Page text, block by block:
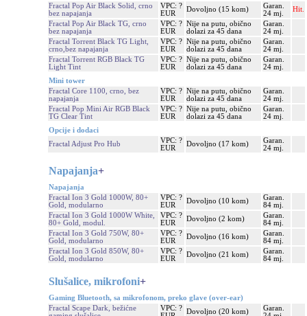
Fractal Pop Air Black Solid, crno
bez napajanja
VPC: ?
EUR
Dovoljno (15 kom)
Garan.
24 mj.
Hit.
Fractal Pop Air Black TG, crno
bez napajanja
VPC: ?
EUR
Nije na putu, obično
dolazi za 45 dana
Garan.
24 mj.
Fractal Torrent Black TG Light,
crno,bez napajanja
VPC: ?
EUR
Nije na putu, obično
dolazi za 45 dana
Garan.
24 mj.
Fractal Torrent RGB Black TG
Light Tint
VPC: ?
EUR
Nije na putu, obično
dolazi za 45 dana
Garan.
24 mj.
Mini tower
Fractal Core 1100, crno, bez
napajanja
VPC: ?
EUR
Nije na putu, obično
dolazi za 45 dana
Garan.
24 mj.
Fractal Pop Mini Air RGB Black
TG Clear Tint
VPC: ?
EUR
Nije na putu, obično
dolazi za 45 dana
Garan.
24 mj.
Opcije i dodaci
Fractal Adjust Pro Hub
VPC: ?
EUR
Dovoljno (17 kom)
Garan.
24 mj.
Napajanja+
Napajanja
Fractal Ion 3 Gold 1000W, 80+
Gold, modularno
VPC: ?
EUR
Dovoljno (10 kom)
Garan.
84 mj.
Fractal Ion 3 Gold 1000W White,
80+ Gold, modul.
VPC: ?
EUR
Dovoljno (2 kom)
Garan.
84 mj.
Fractal Ion 3 Gold 750W, 80+
Gold, modularno
VPC: ?
EUR
Dovoljno (16 kom)
Garan.
84 mj.
Fractal Ion 3 Gold 850W, 80+
Gold, modularno
VPC: ?
EUR
Dovoljno (21 kom)
Garan.
84 mj.
Slušalice, mikrofoni+
Gaming Bluetooth, sa mikrofonom, preko glave (over-ear)
Fractal Scape Dark, bežićne
VPC: ? Dovoljno (20 kom)
Garan.